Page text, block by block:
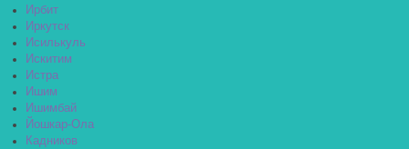
Ирбит
Иркутск
Исилькуль
Искитим
Истра
Ишим
Ишимбай
Йошкар-Ола
Кадников